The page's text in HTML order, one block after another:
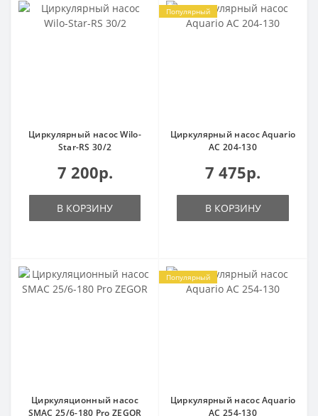
Циркулярный насос Wilo-
Star-RS 30/2
7 200р.
В КОРЗИНУ
Популярный
Циркулярный насос Aquario
AC 204-130
7 475р.
В КОРЗИНУ
Циркуляционный насос
SMAC 25/6-180 Pro ZEGOR
Популярный
Циркулярный насос Aquario
AC 254-130